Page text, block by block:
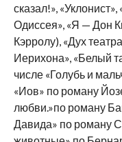
сказал!»,
Одиссея», «Я — Дон
Кэрролу), «Дух
Иерихона», «Белый
числе «Голубь и
«Иов» по роману
любви.»по роману
Давида» по роману